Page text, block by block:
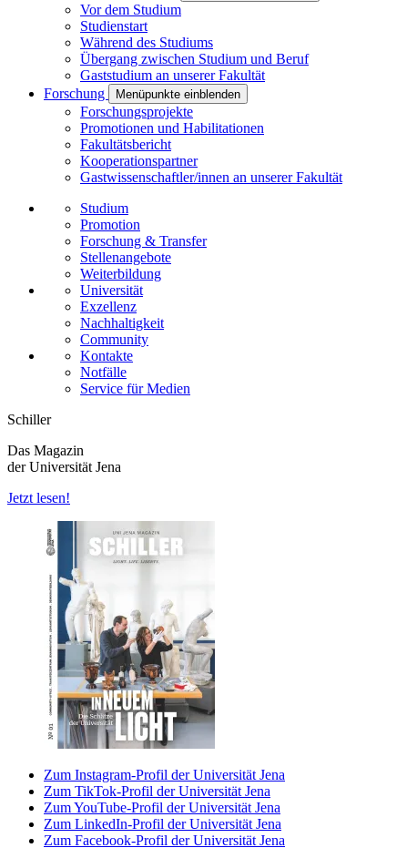
Vor dem Studium
Studienstart
Während des Studiums
Übergang zwischen Studium und Beruf
Gaststudium an unserer Fakultät
Forschung
Menüpunkte einblenden
Forschungsprojekte
Promotionen und Habilitationen
Fakultätsbericht
Kooperationspartner
Gastwissenschaftler/innen an unserer Fakultät
Studium
Promotion
Forschung & Transfer
Stellenangebote
Weiterbildung
Universität
Exzellenz
Nachhaltigkeit
Community
Kontakte
Notfälle
Service für Medien
Schiller
Das Magazin
der Universität Jena
Jetzt lesen!
Zum Instagram-Profil der Universität Jena
Zum TikTok-Profil der Universität Jena
Zum YouTube-Profil der Universität Jena
Zum LinkedIn-Profil der Universität Jena
Zum Facebook-Profil der Universität Jena